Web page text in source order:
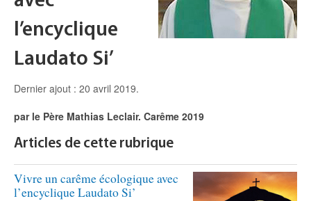
Annuaire/Contact
l’encyclique
Laudato Si’
Dernier ajout : 20 avril 2019.
par le Père Mathias Leclair. Carême 2019
Articles de cette rubrique
Vivre un carême écologique avec
l’encyclique Laudato Si’